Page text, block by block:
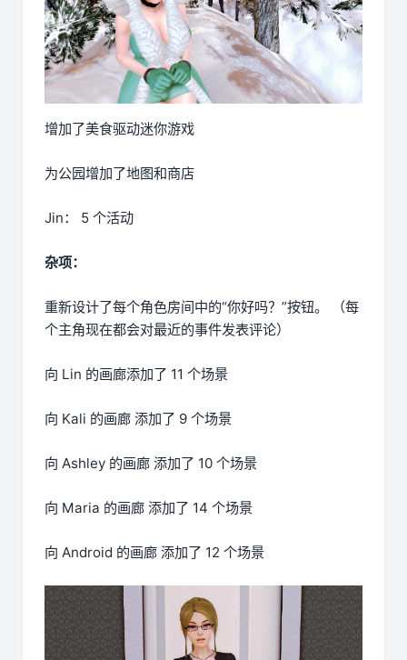
增加了美食驱动迷你游戏
为公园增加了地图和商店
Jin： 5 个活动
杂项：
重新设计了每个角色房间中的“你好吗？”按钮。 （每
个主角现在都会对最近的事件发表评论）
向 Lin 的画廊添加了 11 个场景
向 Kali 的画廊 添加了 9 个场景
向 Ashley 的画廊 添加了 10 个场景
向 Maria 的画廊 添加了 14 个场景
向 Android 的画廊 添加了 12 个场景